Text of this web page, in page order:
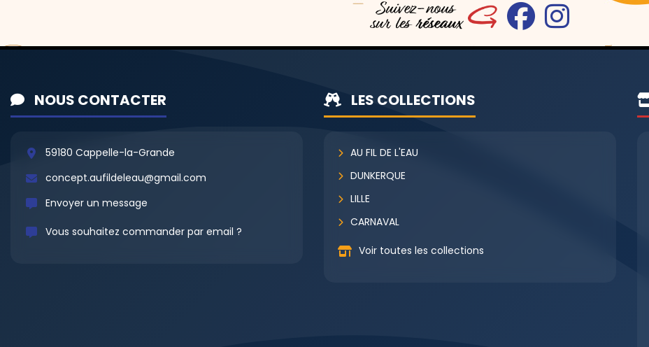
NOUS CONTACTER
59180 Cappelle-la-Grande
concept.aufildeleau@gmail.com
Envoyer un message
Vous souhaitez commander par email ?
LES COLLECTIONS
AU FIL DE L'EAU
DUNKERQUE
LILLE
CARNAVAL
Voir toutes les collections